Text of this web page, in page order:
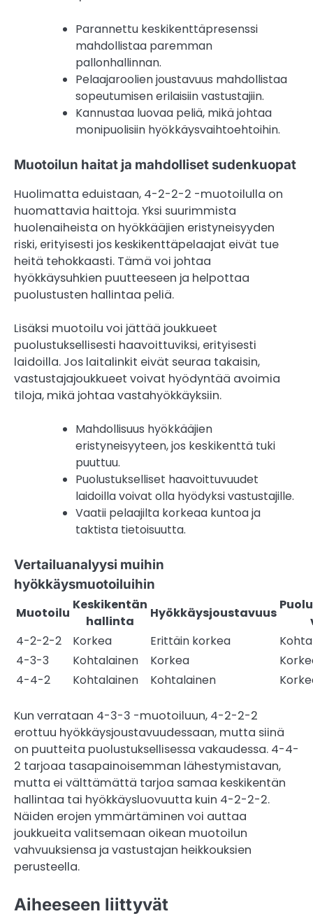
Parannettu keskikenttäpresenssi
mahdollistaa paremman
pallonhallinnan.
Pelaajaroolien joustavuus mahdollistaa
sopeutumisen erilaisiin vastustajiin.
Kannustaa luovaa peliä, mikä johtaa
monipuolisiin hyökkäysvaihtoehtoihin.
Muotoilun haitat ja mahdolliset sudenkuopat
Huolimatta eduistaan, 4-2-2-2 -muotoilulla on
huomattavia haittoja. Yksi suurimmista
huolenaiheista on hyökkääjien eristyneisyyden
riski, erityisesti jos keskikenttäpelaajat eivät tue
heitä tehokkaasti. Tämä voi johtaa
hyökkäysuhkien puutteeseen ja helpottaa
puolustusten hallintaa peliä.
Lisäksi muotoilu voi jättää joukkueet
puolustuksellisesti haavoittuviksi, erityisesti
laidoilla. Jos laitalinkit eivät seuraa takaisin,
vastustajajoukkueet voivat hyödyntää avoimia
tiloja, mikä johtaa vastahyökkäyksiin.
Mahdollisuus hyökkääjien
eristyneisyyteen, jos keskikenttä tuki
puuttuu.
Puolustukselliset haavoittuvuudet
laidoilla voivat olla hyödyksi vastustajille.
Vaatii pelaajilta korkeaa kuntoa ja
taktista tietoisuutta.
Vertailuanalyysi muihin
hyökkäysmuotoiluihin
Muotoilu
Keskikentän
hallinta
Hyökkäysjoustavuus
4-2-2-2
Korkea Erittäin korkea
4-3-3
Kohtalainen Korkea
4-4-2
Kohtalainen Kohtalainen
Kun verrataan 4-3-3 -muotoiluun, 4-2-2-2
erottuu hyökkäysjoustavuudessaan, mutta siinä
on puutteita puolustuksellisessa vakaudessa. 4-4-
2 tarjoaa tasapainoisemman lähestymistavan,
mutta ei välttämättä tarjoa samaa keskikentän
hallintaa tai hyökkäysluovuutta kuin 4-2-2-2.
Näiden erojen ymmärtäminen voi auttaa
joukkueita valitsemaan oikean muotoilun
vahvuuksiensa ja vastustajan heikkouksien
perusteella.
Aiheeseen liittyvät